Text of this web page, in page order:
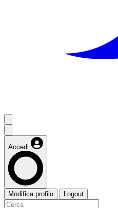
Accedi
Modifica profilo Logout